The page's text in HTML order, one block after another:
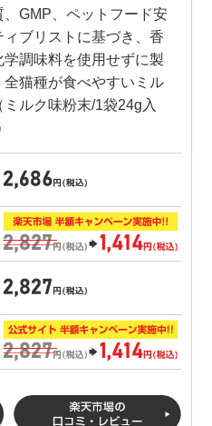
GMP、ペットフード安
ブリストに基づき、香
調味料を使用せずに製
猫種が食べやすいミル
ルク味粉末/1袋24g入